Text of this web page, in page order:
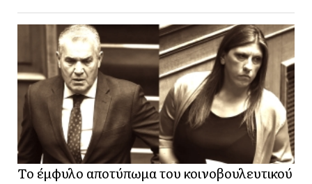
Το έμφυλο αποτύπωμα του κοινοβουλευτικού